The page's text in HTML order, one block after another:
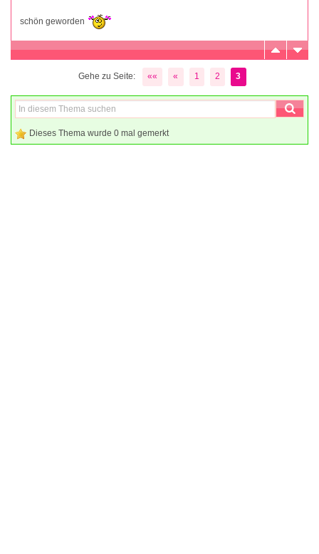
schön geworden
Gehe zu Seite: «« « 1 2 3
Dieses Thema wurde 0 mal gemerkt